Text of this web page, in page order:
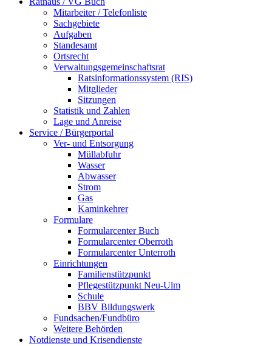
Mitarbeiter / Telefonliste
Sachgebiete
Aufgaben
Standesamt
Ortsrecht
Verwaltungsgemeinschaftsrat
Ratsinformationssystem (RIS)
Mitglieder
Sitzungen
Statistik und Zahlen
Lage und Anreise
Service / Bürgerportal
Ver- und Entsorgung
Müllabfuhr
Wasser
Abwasser
Strom
Gas
Kaminkehrer
Formulare
Formularcenter Buch
Formularcenter Oberroth
Formularcenter Unterroth
Einrichtungen
Familienstützpunkt
Pflegestützpunkt Neu-Ulm
Schule
BBV Bildungswerk
Fundsachen/Fundbüro
Weitere Behörden
Notdienste und Krisendienste